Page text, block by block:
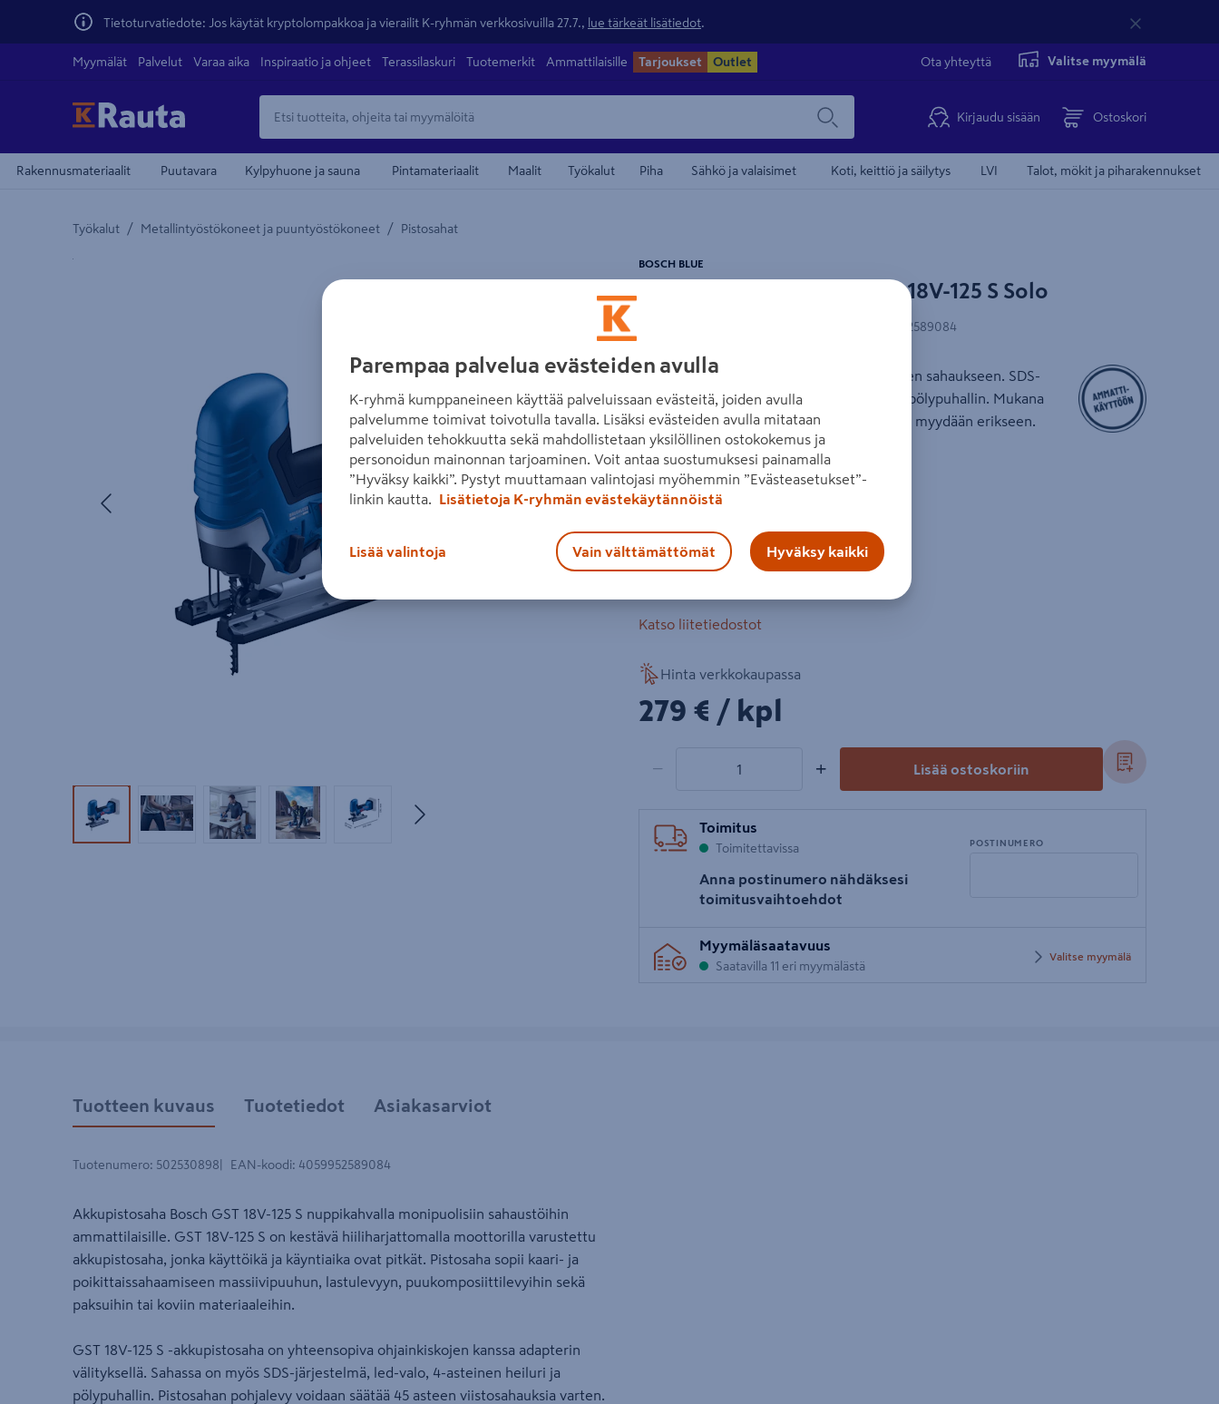
Tietoturvatiedote: Jos käytät kryptolompakkoa ja vierailit K-ryhmän verkkosivuilla 27.7., lue tärkeät lisätiedot
Myymälät Palvelut Varaa aika Inspiraatio ja ohjeet Terassilaskuri Tuotemerkit Ammattilaisille Tarjoukset Outlet Ota yhteyttä Valitse myymälä
Kirjaudu sisään Ostoskori
Rakennusmateriaalit Puutavara Kylpyhuone ja sauna Pintamateriaalit Maalit Työkalut Piha Sähkö ja valaisimet Koti, keittiö ja säilytys LVI Talot, mökit ja piharakennukset
Työkalut / Metallintyöstökoneet ja puuntyöstökoneet / Pistosahat
Yksityiskohtainen kuvaus löytyy Tuotteen kuvaus -maamerkistä
Seuraava
Tuotekuva 1Tuotekuva 2Tuotekuva 3Tuotekuva 4Tuotekuva 5
Akkupistosaha Bosch GST 18V-125 S Solo
BOSCH BLUE
4059952589084
Akkupistosaha nuppikahvalla monipuoliseen sahaukseen. SDS-
järjestelmä, led-valo, 4-asteinen heiluri ja pölypuhallin. Mukana
irrotettava muovinen suojus. Akku ja laturi myydään erikseen.
akun jännite: 18 V
kierrosluku: 3500 minˉ¹
leikkuusyvyys, alumiini: 20 mm
Katso liitetiedostot
Hinta verkkokaupassa
279€/kpl
279 € / kpl
− + Lisää ostoskoriin
Toimitus
Toimitettavissa
Anna postinumero nähdäksesi
toimitusvaihtoehdot
POSTINUMERO
postinumero
Myymäläsaatavuus
Saatavilla 11 eri myymälästä
Valitse myymälä
Tuotteen kuvaus Tuotetiedot Asiakasarviot
Tuotenumero: 502530898 EAN-koodi: 4059952589084
Akkupistosaha Bosch GST 18V-125 S nuppikahvalla monipuolisiin sahaustöihin
ammattilaisille. GST 18V-125 S on kestävä hiiliharjattomalla moottorilla varustettu
akkupistosaha, jonka käyttöikä ja käyntiaika ovat pitkät. Pistosaha sopii kaari- ja
poikittaissahaamiseen massiivipuuhun, lastulevyyn, puukomposiittilevyihin sekä
paksuihin tai koviin materiaaleihin.
GST 18V-125 S -akkupistosaha on yhteensopiva ohjainkiskojen kanssa adapterin
välityksellä. Sahassa on myös SDS-järjestelmä, led-valo, 4-asteinen heiluri ja
pölypuhallin. Pistosahan pohjalevy voidaan säätää 45 asteen viistosahauksia varten.
Parempaa palvelua evästeiden avulla
K-ryhmä kumppaneineen käyttää palveluissaan evästeitä, joiden avulla
palvelumme toimivat toivotulla tavalla. Lisäksi evästeiden avulla mitataan
palveluiden tehokkuutta sekä mahdollistetaan yksilöllinen ostokokemus ja
personoidun mainonnan tarjoaminen. Voit antaa suostumuksesi painamalla
”Hyväksy kaikki”. Pystyt muuttamaan valintojasi myöhemmin ”Evästeasetukset”-
linkin kautta.
Lisätietoja K-ryhmän evästekäytännöistä
Lisää valintoja Vain välttämättömät Hyväksy kaikki